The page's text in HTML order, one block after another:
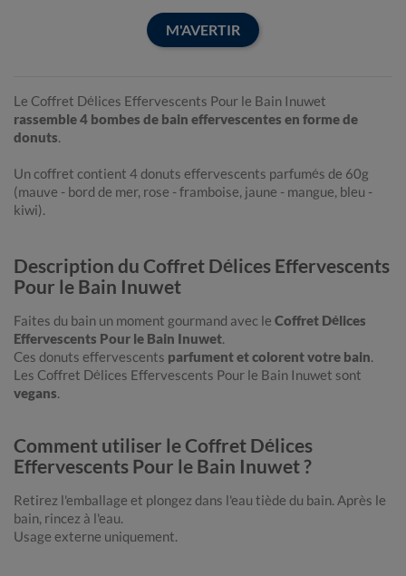
M'AVERTIR
Le Coffret Délices Effervescents Pour le Bain Inuwet
rassemble 4 bombes de bain effervescentes en forme de
donuts.
Un coffret contient 4 donuts effervescents parfumés de 60g
(mauve - bord de mer, rose - framboise, jaune - mangue, bleu -
kiwi).
Description du Coffret Délices Effervescents
Pour le Bain Inuwet
Faites du bain un moment gourmand avec le Coffret Délices
Effervescents Pour le Bain Inuwet.
Ces donuts effervescents parfument et colorent votre bain.
Les Coffret Délices Effervescents Pour le Bain Inuwet sont
vegans.
Comment utiliser le Coffret Délices
Effervescents Pour le Bain Inuwet ?
Retirez l'emballage et plongez dans l'eau tiède du bain. Après le
bain, rincez à l'eau.
Usage externe uniquement.